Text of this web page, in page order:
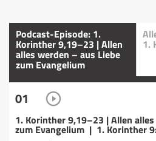
Podcast-Episode: 1.
Korinther 9,19–23 | Allen
alles werden – aus Liebe
zum Evangelium
1.
01
1. Korinther 9,19–23 | Allen
zum Evangelium | 1. Korinther